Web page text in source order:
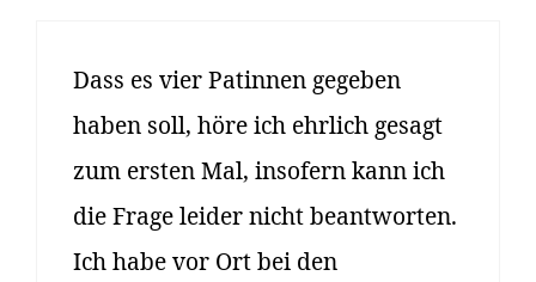
Dass es vier Patinnen gegeben
haben soll, höre ich ehrlich gesagt
zum ersten Mal, insofern kann ich
die Frage leider nicht beantworten.
Ich habe vor Ort bei den